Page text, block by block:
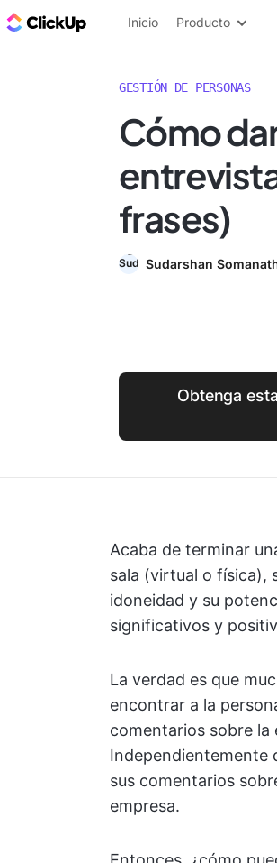
ClickUp Blog
Inicio Producto
GESTIÓN DE PERSONAS
Cómo
frases)
Sudarshan
Obtenga
Acaba de terminar
sala (virtual o física),
idoneidad y su
significativos y
La verdad es que
encontrar a la
comentarios sobre
Independientemente
sus comentarios
empresa.